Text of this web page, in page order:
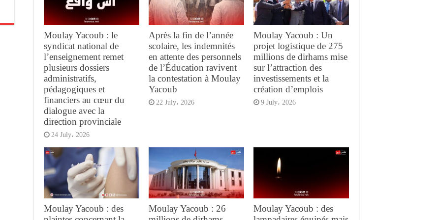
Moulay Yacoub : le
syndicat national de
l’enseignement remet
plusieurs dossiers
administratifs,
pédagogiques et
financiers au cœur du
dialogue avec la
direction provinciale
24 July، 2026
Après la fin de l’année
scolaire, les indemnités
en attente des personnels
de l’Éducation ravivent
la contestation à Moulay
Yacoub
22 July، 2026
Moulay Yacoub : Un
projet logistique de 275
millions de dirhams mise
sur l’attraction des
investissements et la
création d’emplois
9 July، 2026
Moulay Yacoub : des
Moulay Yacoub : 26
Moulay Yacoub : des